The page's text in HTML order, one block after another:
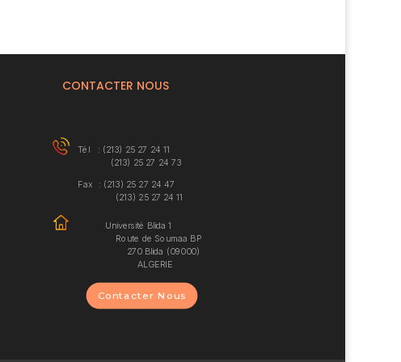
CONTACTER NOUS
Tél : (213) 25 27 24 11
(213) 25 27 24 73
Fax : (213) 25 27 24 47
(213) 25 27 24 11
Université Blida 1
Route de Soumaa BP
270 Blida (09000)
ALGERIE
Contacter Nous